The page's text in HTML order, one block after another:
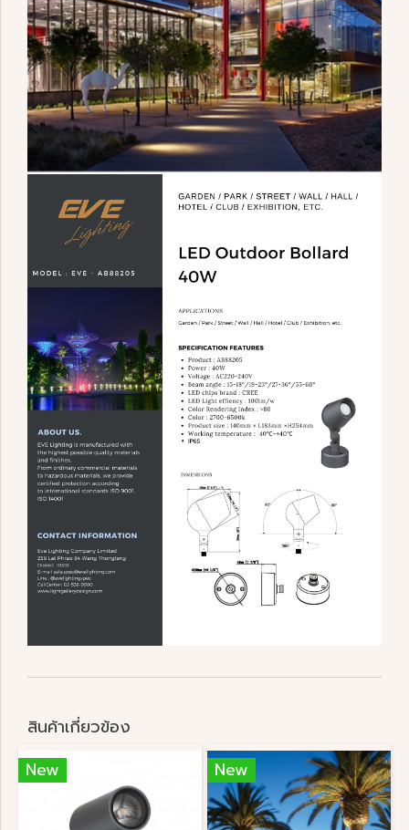
สินค้าเกี่ยวข้อง
New
New